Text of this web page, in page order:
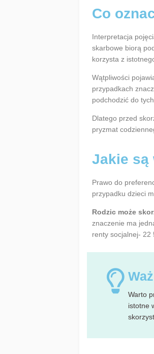
Co
Interpretacja
skarbowe biorą
korzysta z
Wątpliwości
przypadkach
podchodzić do
Dlatego przed
pryzmat
Jakie są
Prawo do
przypadku dzieci
Rodzic może
znaczenie ma
renty socjalnej- 22
Warto
istotne